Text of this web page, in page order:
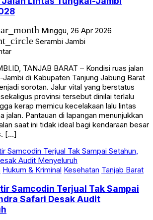
Minggu, 26 Apr 2026
Serambi Jambi
TANJAB BARAT – Kondisi ruas jalan
Jambi di Kabupaten Tanjung Jabung Barat
sorotan. Jalur vital yang berstatus
provinsi tersebut dinilai terlalu
kerap memicu kecelakaan lalu lintas
jalan. Pantauan di lapangan menunjukkan
saat ini tidak ideal bagi kendaraan besar
[…]
Hukum & Kriminal Kesehatan Tanjab Barat
Samcodin Terjual Tak Sampai
Safari Desak Audit